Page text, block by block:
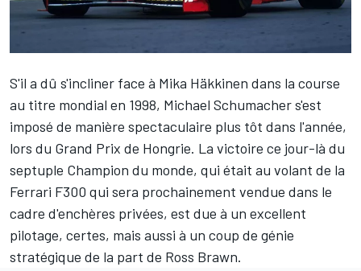
S'il a dû s'incliner face à Mika Häkkinen dans la course
au titre mondial en 1998, Michael Schumachers'est
imposé de manière spectaculaire plus tôt dans l'année,
lors du Grand Prix de Hongrie. La victoire ce jour-là du
septuple Champion du monde, qui était au volant de la
Ferrari F300 qui sera prochainement vendue dans le
cadre d'enchères privées, est due à un excellent
pilotage, certes, mais aussi à un coup de génie
stratégique de la part de Ross Brawn.